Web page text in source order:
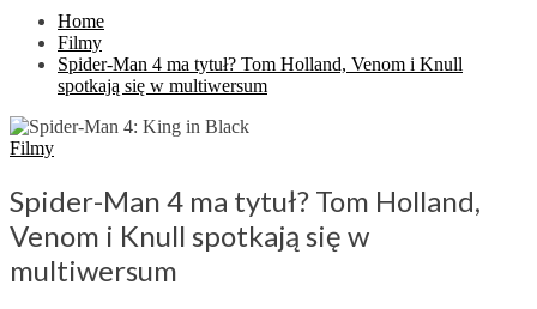
Home
Filmy
Spider-Man 4 ma tytuł? Tom Holland, Venom i Knull
spotkają się w multiwersum
Filmy
Spider-Man 4 ma tytuł? Tom Holland,
Venom i Knull spotkają się w
multiwersum